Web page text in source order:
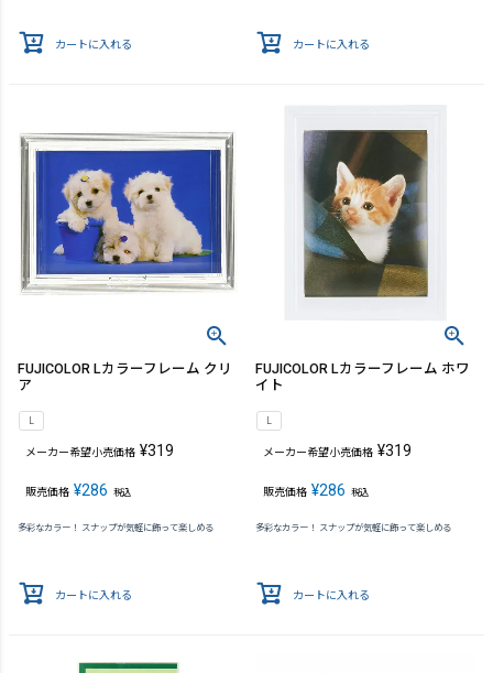
カートに入れる カートに入れる
FUJICOLOR Lカラーフレーム クリ
ア
L
メーカー希望小売価格 ¥319
販売価格 ¥286 税込
多彩なカラー！ スナップが気軽に飾って楽しめる
カートに入れる
FUJICOLOR Lカラーフレーム ホワ
イト
L
メーカー希望小売価格 ¥319
販売価格 ¥286 税込
多彩なカラー！ スナップが気軽に飾って楽しめる
カートに入れる